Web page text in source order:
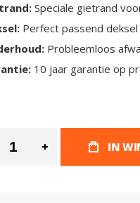
Speciale gietrand
Perfect passend
Probleemloos
10 jaar garantie op
IN